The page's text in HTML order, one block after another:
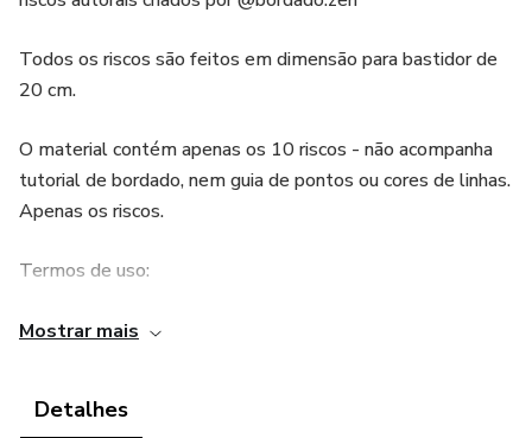
Todos os riscos são feitos em dimensão para bastidor de
20 cm.
O material contém apenas os 10 riscos - não acompanha
tutorial de bordado, nem guia de pontos ou cores de linhas.
Apenas os riscos.
Termos de uso:
Os riscos só podem ser reproduzidos em forma de
É permitido fazer alterações nos riscos.
Mostrar mais
Detalhes